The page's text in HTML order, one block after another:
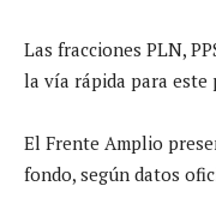
Las fracciones PLN,
la vía rápida para este
El Frente Amplio
fondo, según datos